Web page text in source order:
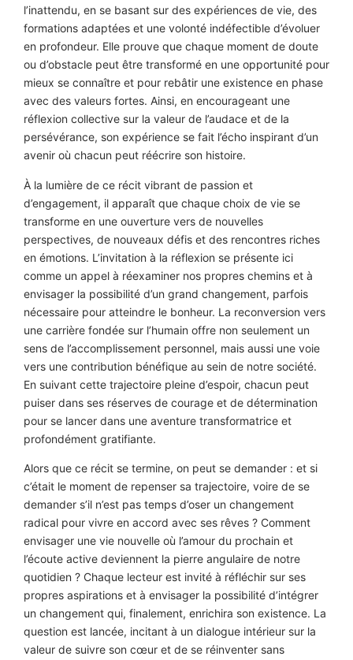
l’inattendu, en se basant sur des expériences de vie, des
formations adaptées et une volonté indéfectible d’évoluer
en profondeur. Elle prouve que chaque moment de doute
ou d’obstacle peut être transformé en une opportunité pour
mieux se connaître et pour rebâtir une existence en phase
avec des valeurs fortes. Ainsi, en encourageant une
réflexion collective sur la valeur de l’audace et de la
persévérance, son expérience se fait l’écho inspirant d’un
avenir où chacun peut réécrire son histoire.
À la lumière de ce récit vibrant de passion et
d’engagement, il apparaît que chaque choix de vie se
transforme en une ouverture vers de nouvelles
perspectives, de nouveaux défis et des rencontres riches
en émotions. L’invitation à la réflexion se présente ici
comme un appel à réexaminer nos propres chemins et à
envisager la possibilité d’un grand changement, parfois
nécessaire pour atteindre le bonheur. La reconversion vers
une carrière fondée sur l’humain offre non seulement un
sens de l’accomplissement personnel, mais aussi une voie
vers une contribution bénéfique au sein de notre société.
En suivant cette trajectoire pleine d’espoir, chacun peut
puiser dans ses réserves de courage et de détermination
pour se lancer dans une aventure transformatrice et
profondément gratifiante.
Alors que ce récit se termine, on peut se demander : et si
c’était le moment de repenser sa trajectoire, voire de se
demander s’il n’est pas temps d’oser un changement
radical pour vivre en accord avec ses rêves ? Comment
envisager une vie nouvelle où l’amour du prochain et
l’écoute active deviennent la pierre angulaire de notre
quotidien ? Chaque lecteur est invité à réfléchir sur ses
propres aspirations et à envisager la possibilité d’intégrer
un changement qui, finalement, enrichira son existence. La
question est lancée, incitant à un dialogue intérieur sur la
valeur de suivre son cœur et de se réinventer sans